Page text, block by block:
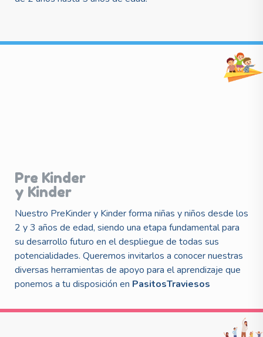
Pre Kinder
y Kinder
Nuestro PreKinder y Kinder forma niñas y niños desde los
2 y 3 años de edad, siendo una etapa fundamental para
su desarrollo futuro en el despliegue de todas sus
potencialidades. Queremos invitarlos a conocer nuestras
diversas herramientas de apoyo para el aprendizaje que
ponemos a tu disposición en PasitosTraviesos